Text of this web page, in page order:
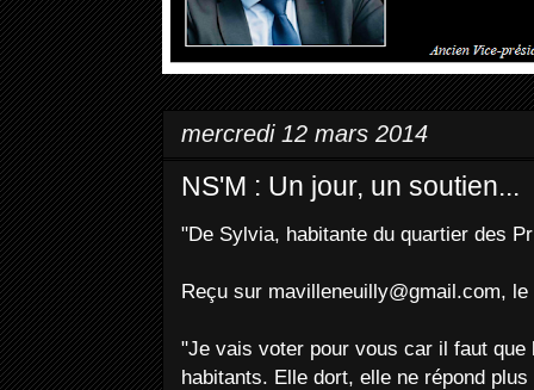
mercredi 12 mars 2014
NS'M : Un jour, un soutien...
"De Sylvia, habitante du quartier des
Reçu sur mavilleneuilly@gmail.com,
"Je vais voter pour vous car il faut
habitants. Elle dort, elle ne répond